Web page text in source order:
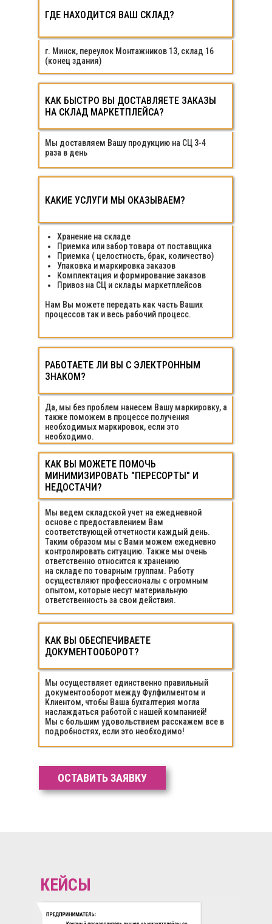
ГДЕ НАХОДИТСЯ ВАШ СКЛАД?
ГДЕ НАХОДИТСЯ ВАШ СКЛАД?
г. Минск, переулок Монтажников 13, склад 16
(конец здания)
КАК БЫСТРО ВЫ ДОСТАВЛЯЕТЕ ЗАКАЗЫ
НА СКЛАД МАРКЕТПЛЕЙСА?
КАК БЫСТРО ВЫ ДОСТАВЛЯЕТЕ ЗАКАЗЫ
НА СКЛАД МАРКЕТПЛЕЙСА?
Мы доставляем Вашу продукцию на СЦ 3-4
раза в день
КАКИЕ УСЛУГИ МЫ ОКАЗЫВАЕМ?
КАКИЕ УСЛУГИ МЫ ОКАЗЫВАЕМ?
Хранение на складе
Приемка или забор товара от поставщика
Приемка ( целостность, брак, количество)
Упаковка и маркировка заказов
Комплектация и формирование заказов
Привоз на СЦ и склады маркетплейсов
Нам Вы можете передать как часть Ваших
процессов так и весь рабочий процесс.
РАБОТАЕТЕ ЛИ ВЫ С ЭЛЕКТРОННЫМ
ЗНАКОМ?
РАБОТАЕТЕ ЛИ ВЫ С ЭЛЕКТРОННЫМ
ЗНАКОМ?
Да, мы без проблем нанесем Вашу маркировку, а
также поможем в процессе получения
необходимых маркировок, если это
необходимо.
КАК ВЫ МОЖЕТЕ ПОМОЧЬ
МИНИМИЗИРОВАТЬ "ПЕРЕСОРТЫ" И
НЕДОСТАЧИ?
КАК ВЫ МОЖЕТЕ ПОМОЧЬ
МИНИМИЗИРОВАТЬ "ПЕРЕСОРТЫ" И
НЕДОСТАЧИ?
Мы ведем складской учет на ежедневной
основе с предоставлением Вам
соответствующей отчетности каждый день.
Таким образом мы с Вами можем ежедневно
контролировать ситуацию. Также мы очень
ответственно относится к хранению
на складе по товарным группам. Работу
осуществляют профессионалы с огромным
опытом, которые несут материальную
ответственность за свои действия.
КАК ВЫ ОБЕСПЕЧИВАЕТЕ
ДОКУМЕНТООБОРОТ?
КАК ВЫ ОБЕСПЕЧИВАЕТЕ
ДОКУМЕНТООБОРОТ?
Мы осуществляет единственно правильный
документооборот между Фулфилментом и
Клиентом, чтобы Ваша бухгалтерия могла
наслаждаться работой с нашей компанией!
Мы с большим удовольствием расскажем все в
подробностях, если это необходимо!
ОСТАВИТЬ ЗАЯВКУ
КЕЙСЫ